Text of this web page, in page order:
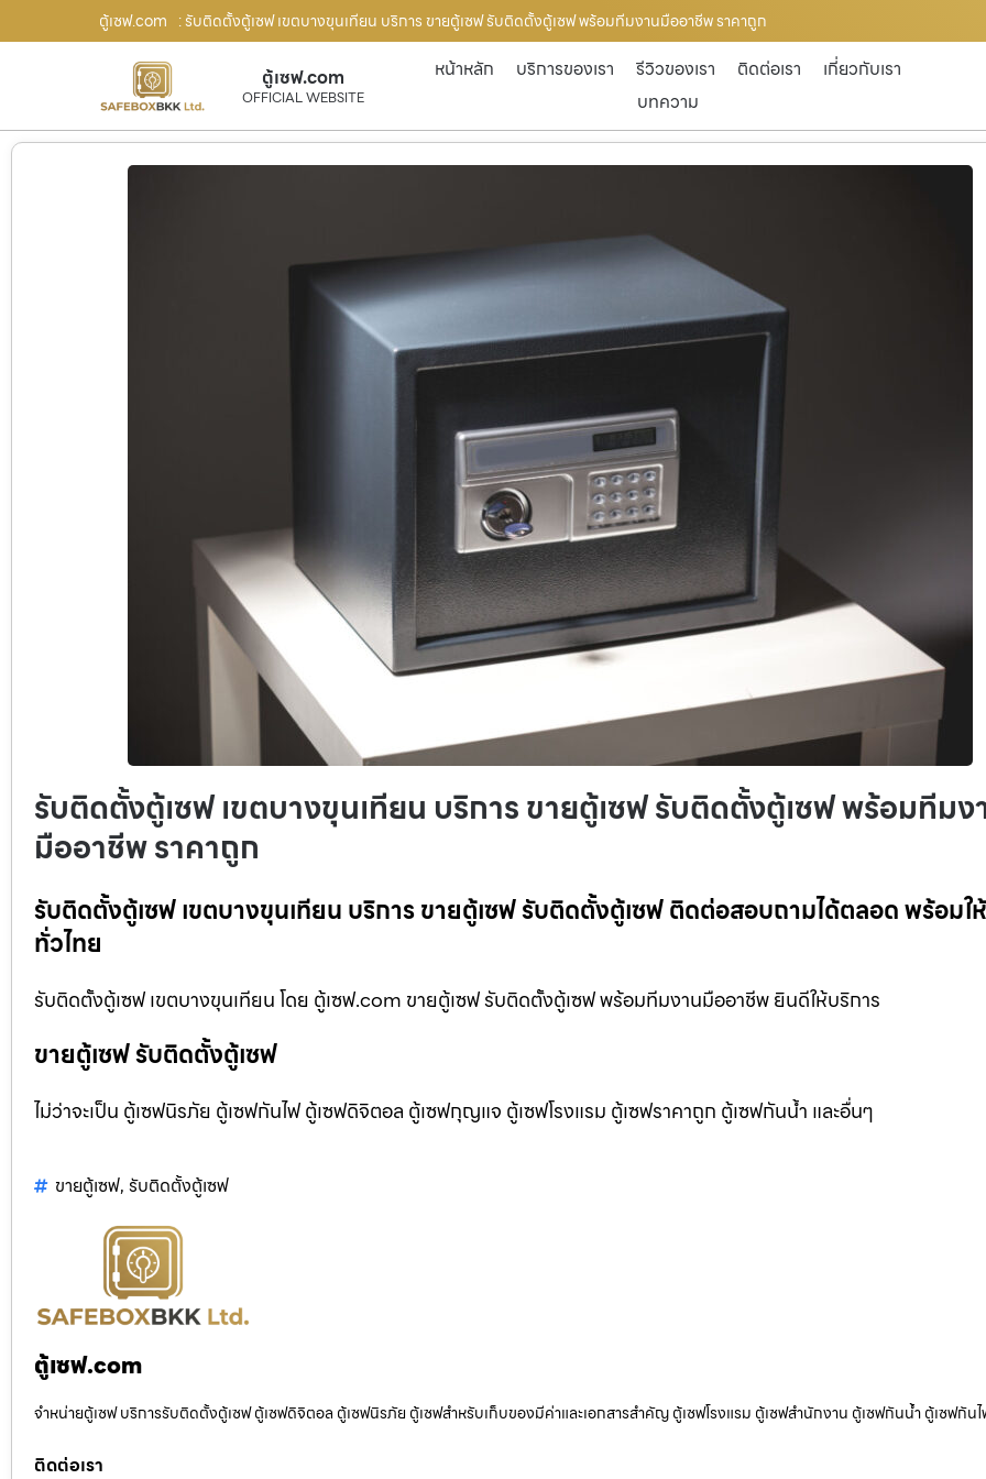
ตู้เซฟ.com : รับติดตั้งตู้เซฟ เขตบางขุนเทียน บริการ ขายตู้เซฟ รับติดตั้งตู้เซฟ พร้อมทีมงานมืออาชีพ ราคาถูก
ตู้เซฟ.com
OFFICIAL WEBSITE
หน้าหลัก บริการของเรา รีวิวของเรา ติดต่อเรา
เกี่ยวกับเรา
บทความ
รับติดตั้งตู้เซฟ เขตบางขุนเทียน บริการ ขายตู้เซฟ รับติดตั้งตู้เซฟ พร้อมทีมง
มืออาชีพ ราคาถูก
รับติดตั้งตู้เซฟ เขตบางขุนเทียน บริการ ขายตู้เซฟ รับติดตั้งตู้เซฟ ติดต่อสอบถามได้ตลอด พร้อมใ
ทั่วไทย
รับติดตั้งตู้เซฟ เขตบางขุนเทียน โดย ตู้เซฟ.com ขายตู้เซฟ รับติดตั้งตู้เซฟ พร้อมทีมงานมืออาชีพ ยินดีให้บริการ
ขายตู้เซฟ รับติดตั้งตู้เซฟ
ไม่ว่าจะเป็น ตู้เซฟนิรภัย ตู้เซฟกันไฟ ตู้เซฟดิจิตอล ตู้เซฟกุญแจ ตู้เซฟโรงแรม ตู้เซฟราคาถูก ตู้เซฟกันน้ำ และอื่นๆ
ขายตู้เซฟ, รับติดตั้งตู้เซฟ
ตู้เซฟ.com
จำหน่ายตู้เซฟ บริการรับติดตั้งตู้เซฟ ตู้เซฟดิจิตอล ตู้เซฟนิรภัย ตู้เซฟสำหรับเก็บของมีค่าและเอกสารสำคัญ ตู้เซฟโรงแรม ตู้เซฟสำนักงาน ตู้เซฟกันน้ำ ตู้เซฟกัน
ติดต่อเรา